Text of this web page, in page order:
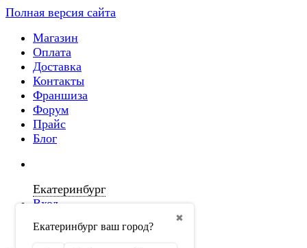
Полная версия сайта
Магазин
Оплата
Доставка
Контакты
Франшиза
Форум
Прайс
Блог
Екатеринбург
✖
Екатеринбург ваш город?
Вход
Регистрация